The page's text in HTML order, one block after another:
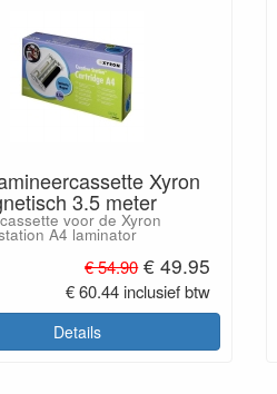
Xyron
3.5 meter
voor de Xyron
A4 laminator
€ 54.90 € 49.95
€ 60.44 inclusief btw
Details